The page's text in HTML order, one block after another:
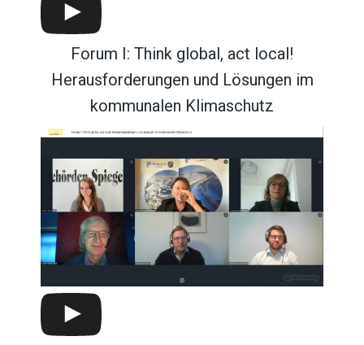
Forum I: Think global, act local!
Herausforderungen und Lösungen im
kommunalen Klimaschutz